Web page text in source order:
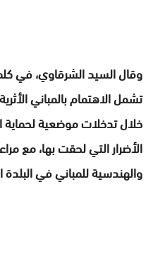
وقال السيد الشرقاوي، في
تشمل الاهتمام بالمباني
خلال تدخلات موضعية
الأضرار التي لحقت بها، مع
والهندسية للمباني في البلدة